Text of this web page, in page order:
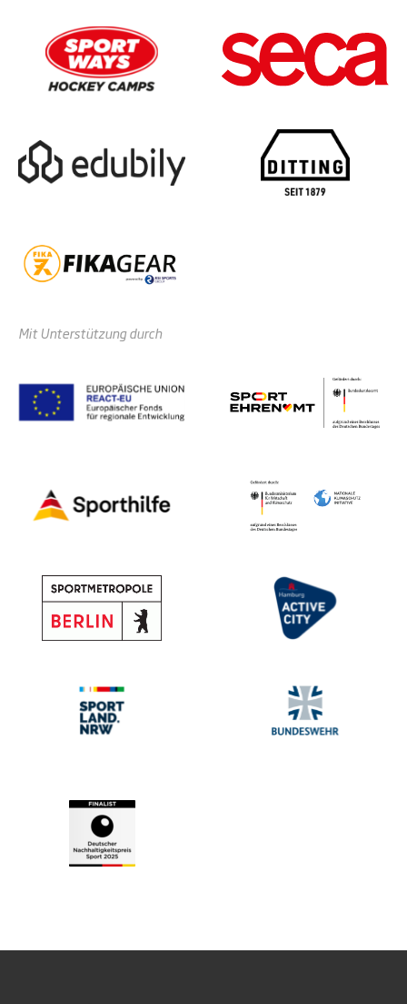
Mit Unterstützung durch